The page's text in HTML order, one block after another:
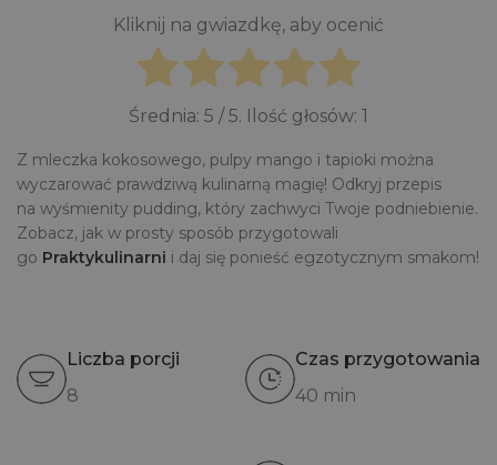
Kliknij na gwiazdkę, aby ocenić
Średnia: 5 / 5. Ilość głosów: 1
Z mleczka kokosowego, pulpy mango i tapioki można
wyczarować prawdziwą kulinarną magię! Odkryj przepis
na wyśmienity pudding, który zachwyci Twoje podniebienie.
Zobacz, jak w prosty sposób przygotowali
go Praktykulinarni i daj się ponieść egzotycznym smakom!
Liczba porcji
8
Czas przygotowania
40 min